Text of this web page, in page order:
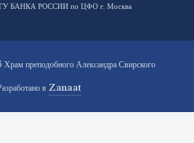
ГУ БАНКА РОССИИ по ЦФО г. Москва
преподобного Александра Свирского
в Zanaat